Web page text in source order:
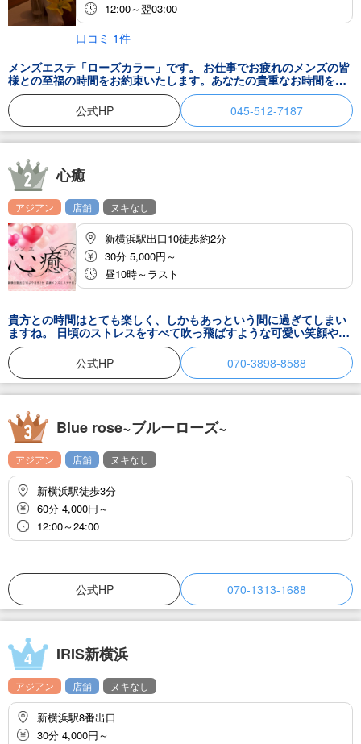
12:00～翌03:00
口コミ 1件
メンズエステ「ローズカラー」です。 お仕事でお疲れのメンズの皆
様との至福の時間をお約束いたします。あなたの貴重なお時間を大
切にお預かりいたします。 場所柄、出張などで遠方からおいで頂く
お客様も多く、一期一会の気持ちを持って施術することで、別宅の
ように癒される空間作りを感じていただきたいと思います。 新横浜
においでになられた時は、新横浜リラクゼーションマッサージメン
ズエステ「ローズカラー」で、仕事でのお疲れを洗い流していって
くださいませ。 アロママッサージ、リンパマッサージなどの様々な
メニューがございますので、お気に入りのセラピストとリラクゼー
ションの時間を楽しんでくださいませ。スタッフ一同、心よりお待
ち申し上げております。
公式HP 045-512-7187
心癒
アジアン 店舗 ヌキなし
新横浜駅出口10徒歩約2分
30分 5,000円～
昼10時～ラスト
貴方との時間はとても楽しく、しかもあっという間に過ぎてしまい
ますね。 日頃のストレスをすべて吹っ飛ばすような可愛い笑顔や
声、姿をもっともっと見せたいです！ ずっと一緒にいたかったと思
えるような素晴らしい時間を過ごしましょう。
公式HP 070-3898-8588
Blue rose~ブルーローズ~
アジアン 店舗 ヌキなし
新横浜駅徒歩3分
60分 4,000円～
12:00～24:00
公式HP 070-1313-1688
4 IRIS新横浜
アジアン 店舗 ヌキなし
新横浜駅8番出口
30分 4,000円～